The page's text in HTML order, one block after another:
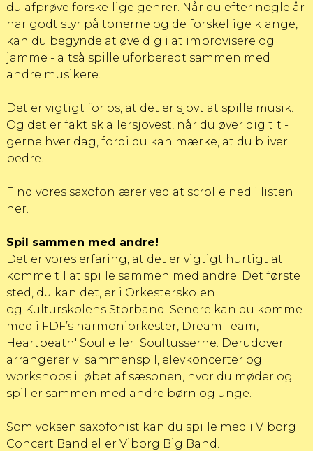
du afprøve forskellige genrer. Når du efter nogle år
har godt styr på tonerne og de forskellige klange,
kan du begynde at øve dig i at improvisere og
jamme - altså spille uforberedt sammen med
andre musikere.
Det er vigtigt for os, at det er sjovt at spille musik.
Og det er faktisk allersjovest, når du øver dig tit -
gerne hver dag, fordi du kan mærke, at du bliver
bedre.
Find vores saxofonlærer ved at scrolle ned i listen
her.
Spil sammen med andre!
Det er vores erfaring, at det er vigtigt hurtigt at
komme til at spille sammen med andre. Det første
sted, du kan det, er i Orkesterskolen
og Kulturskolens Storband. Senere kan du komme
med i FDF’s harmoniorkester, Dream Team,
Heartbeatn' Soul
eller Soultusserne. Derudover
arrangerer vi sammenspil, elevkoncerter og
workshops i løbet af sæsonen, hvor du møder og
spiller sammen med andre børn og unge.
Som voksen saxofonist kan du spille med i Viborg
Concert Band eller Viborg Big Band.